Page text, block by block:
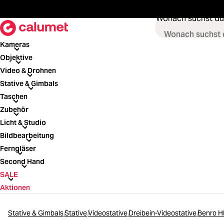
Wonach suchst
Kameras
Kameras
Objektive
Objektive
Video & Drohnen
Video & Drohnen
Stative & Gimbals
Stative & Gimbals
Taschen
Taschen
Zubehör
Zubehör
Licht & Studio
Licht & Studio
Bildbearbeitung
Bildbearbeitung
Ferngläser
Ferngläser
Second Hand
Second Hand
SALE
SALE
Aktionen
Stative & GimbalsStativeVideostativeDreibein-VideostativeBenro